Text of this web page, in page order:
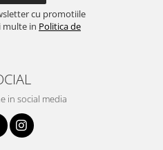
cu promotiile
multe in Politica de
in social media